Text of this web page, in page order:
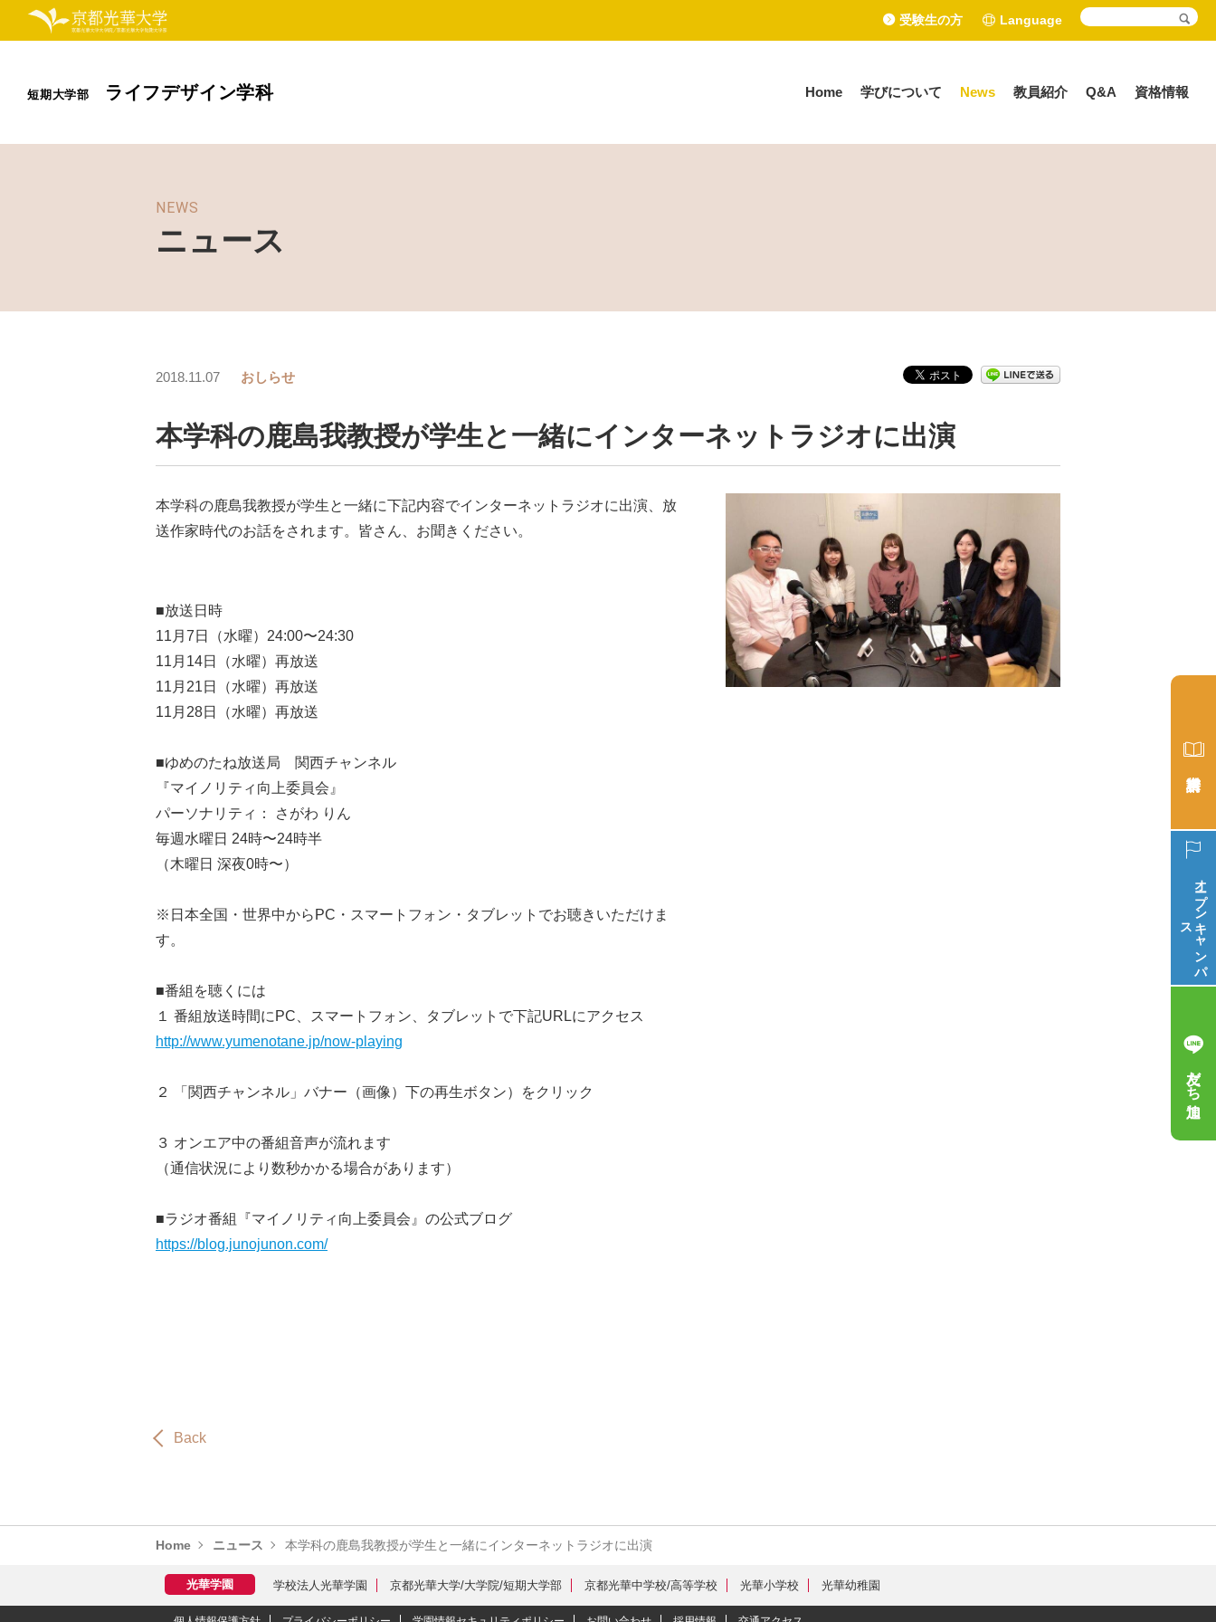
受験生の方 Language
短期大学部 ライフデザイン学科 Home 学びについて News 教員紹介 Q&A 資格情報
Home ニュース 本学科の鹿島我教授が学生と一緒にインターネットラジオに出演
NEWS
ニュース
2018.11.07 おしらせ
本学科の鹿島我教授が学生と一緒にインターネットラジオに出演
本学科の鹿島我教授が学生と一緒に下記内容でインターネットラジオに出演、放
送作家時代のお話をされます。皆さん、お聞きください。
■放送日時
11月7日（水曜）24:00〜24:30
11月14日（水曜）再放送
11月21日（水曜）再放送
11月28日（水曜）再放送
■ゆめのたね放送局 関西チャンネル
『マイノリティ向上委員会』
パーソナリティ： さがわ りん
毎週水曜日 24時〜24時半
（木曜日 深夜0時〜）
※日本全国・世界中からPC・スマートフォン・タブレットでお聴きいただけま
す。
■番組を聴くには
１ 番組放送時間にPC、スマートフォン、タブレットで下記URLにアクセス
http://www.yumenotane.jp/now-playing
２ 「関西チャンネル」バナー（画像）下の再生ボタン）をクリック
３ オンエア中の番組音声が流れます
（通信状況により数秒かかる場合があります）
■ラジオ番組『マイノリティ向上委員会』の公式ブログ
https://blog.junojunon.com/
Back
学校法人光華学園 京都光華大学/大学院/短期大学部 京都光華中学校/高等学校 光華小学校 光華幼稚園
オープン
キ
ャ
ン
パ
ス
友だち追加